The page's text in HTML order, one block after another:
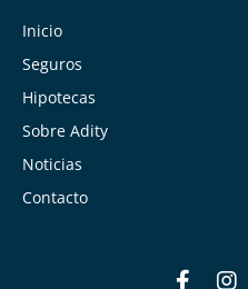
Inicio
Seguros
Hipotecas
Sobre Adity
Noticias
Contacto